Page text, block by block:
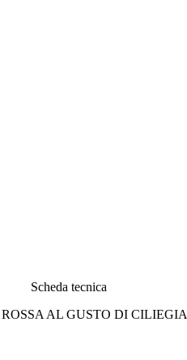
Scheda tecnica
AL GUSTO DI CILIEGIA